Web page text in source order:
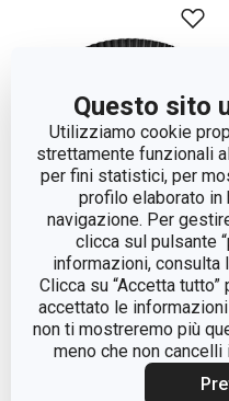
Questo sito
Utilizziamo cookie
strettamente funzionali
per fini statistici, per
profilo elaborato in
navigazione. Per
clicca sul pulsante
informazioni, consulta
Clicca su “Accetta
accettato le
non ti mostreremo più
meno che non
Stampo crostata con
fondo removibile
DELÍCIA ø 28 cm